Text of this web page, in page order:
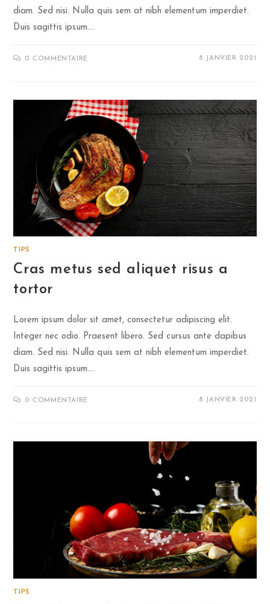
diam. Sed nisi. Nulla quis sem at nibh elementum imperdiet.
Duis sagittis ipsum.…
0 COMMENTAIRE 8 JANVIER 2021
TIPS
Cras metus sed aliquet risus a
tortor
Lorem ipsum dolor sit amet, consectetur adipiscing elit.
Integer nec odio. Praesent libero. Sed cursus ante dapibus
diam. Sed nisi. Nulla quis sem at nibh elementum imperdiet.
Duis sagittis ipsum.…
0 COMMENTAIRE 8 JANVIER 2021
TIPS